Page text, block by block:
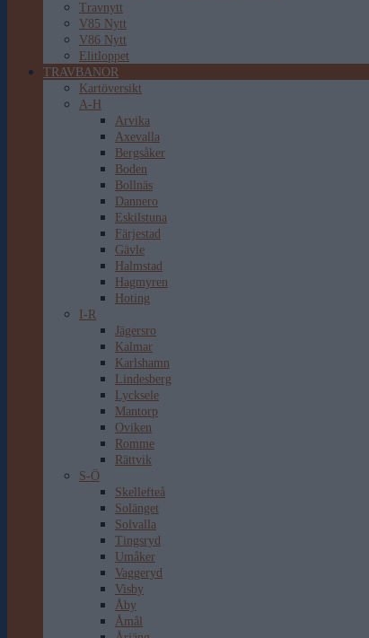
Travnytt
V85 Nytt
V86 Nytt
Elitloppet
TRAVBANOR
Kartöversikt
A-H
Arvika
Axevalla
Bergsåker
Boden
Bollnäs
Dannero
Eskilstuna
Färjestad
Gävle
Halmstad
Hagmyren
Hoting
I-R
Jägersro
Kalmar
Karlshamn
Lindesberg
Lycksele
Mantorp
Oviken
Romme
Rättvik
S-Ö
Skellefteå
Solänget
Solvalla
Tingsryd
Umåker
Vaggeryd
Visby
Åby
Åmål